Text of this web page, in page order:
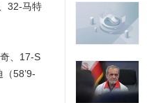
32-马特
、17-S
58’9-